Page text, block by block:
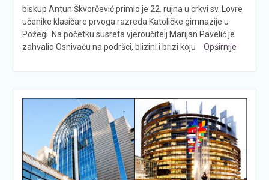
biskup Antun Škvorčević primio je 22. rujna u crkvi sv. Lovre
učenike klasičare prvoga razreda Katoličke gimnazije u
Požegi. Na početku susreta vjeroučitelj Marijan Pavelić je
zahvalio Osnivaču na podršci, blizini i brizi koju
Opširnije